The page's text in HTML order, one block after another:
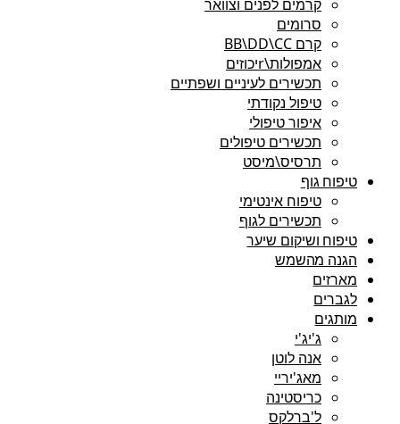
קרמים לפנים וצוואר
סרומים
קרם BB\DD\CC
אמפולות\rיכוזים
תכשירים לעיניים ושפתיים
טיפול נקודתי
איפור טיפולי
תכשירים טיפולים
תרסיס\מיסט
טיפוח גוף
טיפוח אינטימי
תכשירים לגוף
טיפוח ושיקום שיער
הגנה מהשמש
מארזים
לגברים
מותגים
ג'יג'י
אנה לוטן
מאג'יריי
כריסטינה
ל'ברלקס